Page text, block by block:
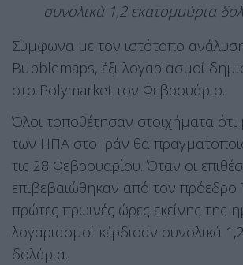
συνολικά 1,2 εκατομμύρια
Σύμφωνα με τον ιστότοπο
Bubblemaps, έξι λογαριασμοί
στο Polymarket τον Φεβρουάριο.
Όλοι τοποθέτησαν στοιχήματα ότι
των ΗΠΑ στο Ιράν θα
τις 28 Φεβρουαρίου. Όταν οι
επιβεβαιώθηκαν από τον πρόεδρο
πρώτες πρωινές ώρες εκείνης της
λογαριασμοί κέρδισαν συνολικά
δολάρια.